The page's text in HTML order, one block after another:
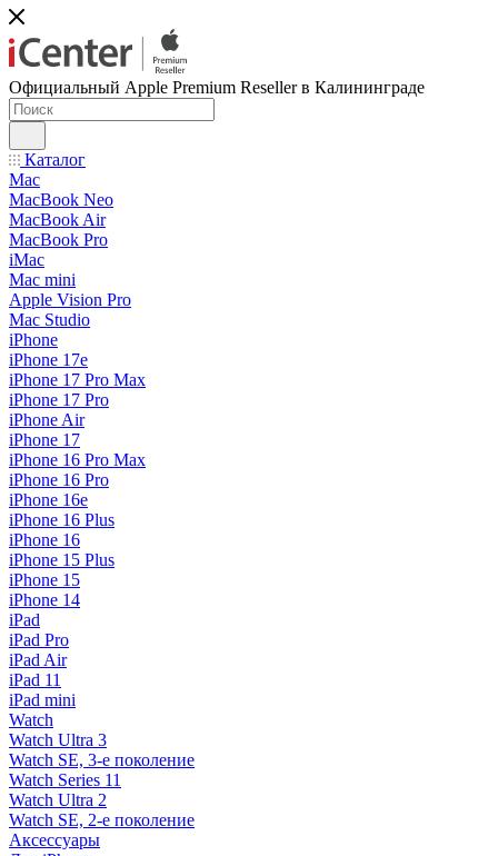
Официальный Apple Premium Reseller в Калининграде
Каталог
Mac
MacBook Neo
MacBook Air
MacBook Pro
iMac
Mac mini
Apple Vision Pro
Mac Studio
iPhone
iPhone 17e
iPhone 17 Pro Max
iPhone 17 Pro
iPhone Air
iPhone 17
iPhone 16 Pro Max
iPhone 16 Pro
iPhone 16e
iPhone 16 Plus
iPhone 16
iPhone 15 Plus
iPhone 15
iPhone 14
iPad
iPad Pro
iPad Air
iPad 11
iPad mini
Watch
Watch Ultra 3
Watch SE, 3-е поколение
Watch Series 11
Watch Ultra 2
Watch SE, 2-е поколение
Аксессуары